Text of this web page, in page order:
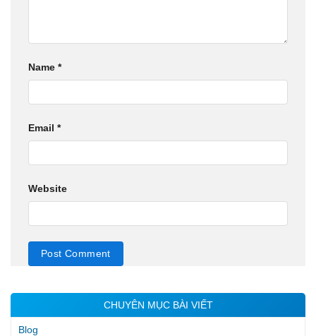
Name *
Email *
Website
CHUYÊN MỤC BÀI VIẾT
Blog